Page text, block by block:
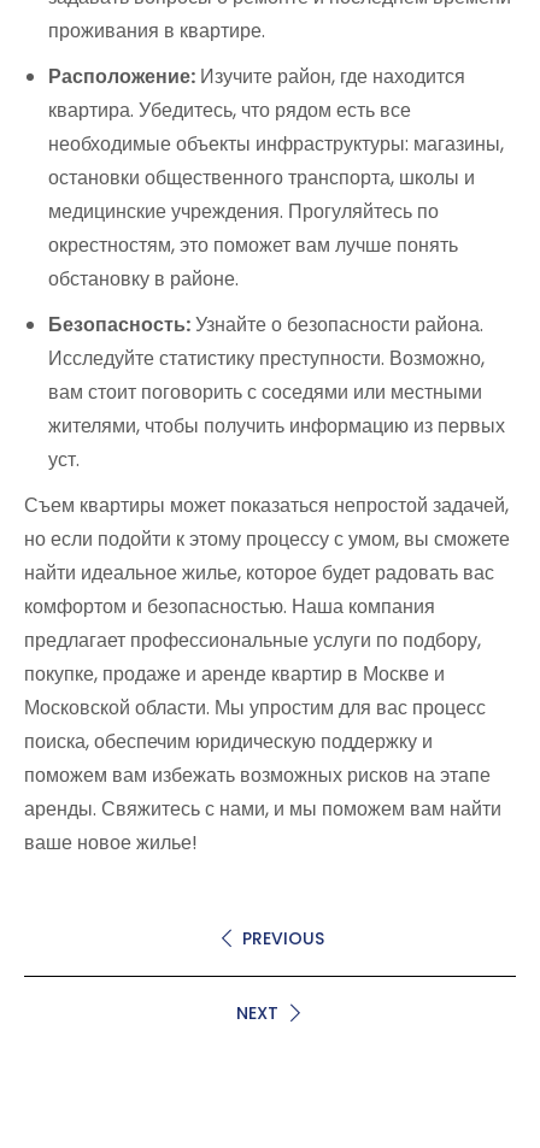
проживания в квартире.
Расположение: Изучите район, где находится
квартира. Убедитесь, что рядом есть все
необходимые объекты инфраструктуры: магазины,
остановки общественного транспорта, школы и
медицинские учреждения. Прогуляйтесь по
окрестностям, это поможет вам лучше понять
обстановку в районе.
Безопасность:Узнайте о безопасности района.
Исследуйте статистику преступности. Возможно,
вам стоит поговорить с соседями или местными
жителями, чтобы получить информацию из первых
уст.
Съем квартиры может показаться непростой задачей,
но если подойти к этому процессу с умом, вы сможете
найти идеальное жилье, которое будет радовать вас
комфортом и безопасностью. Наша компания
предлагает профессиональные услуги по подбору,
покупке, продаже и аренде квартир в Москве и
Московской области. Мы упростим для вас процесс
поиска, обеспечим юридическую поддержку и
поможем вам избежать возможных рисков на этапе
аренды. Свяжитесь с нами, и мы поможем вам найти
ваше новое жилье!
PREVIOUS
NEXT